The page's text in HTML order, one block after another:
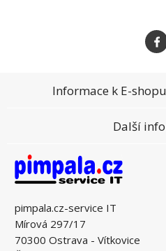
pimpala.cz-service IT
Mírová 297/17
70300 Ostrava - Vítkovice
Informace k E-
Další